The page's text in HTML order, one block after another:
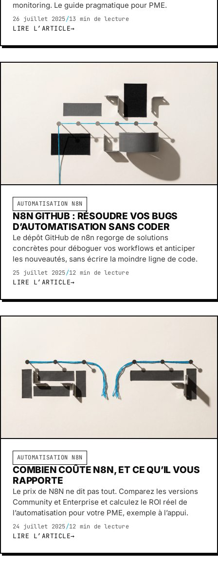
monitoring. Le guide pragmatique pour PME.
26 juillet 2025/13 min de lecture
LIRE L’ARTICLE→
AUTOMATISATION N8N
N8N GITHUB : RÉSOUDRE VOS BUGS
D’AUTOMATISATION SANS CODER
Le dépôt GitHub de n8n regorge de solutions
concrètes pour déboguer vos workflows et anticiper
les nouveautés, sans écrire la moindre ligne de code.
25 juillet 2025/12 min de lecture
LIRE L’ARTICLE→
AUTOMATISATION N8N
COMBIEN COÛTE N8N, ET CE QU’IL VOUS
RAPPORTE
Le prix de N8N ne dit pas tout. Comparez les versions
Community et Enterprise et calculez le ROI réel de
l’automatisation pour votre PME, exemple à l’appui.
24 juillet 2025/12 min de lecture
LIRE L’ARTICLE→